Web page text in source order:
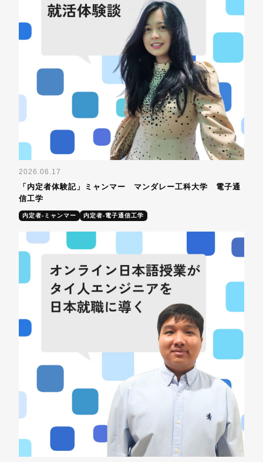
2026.06.17
「内定者体験記」ミャンマー マンダレー工科大学 電子通
信工学
内定者-ミャンマー 内定者-電子通信工学